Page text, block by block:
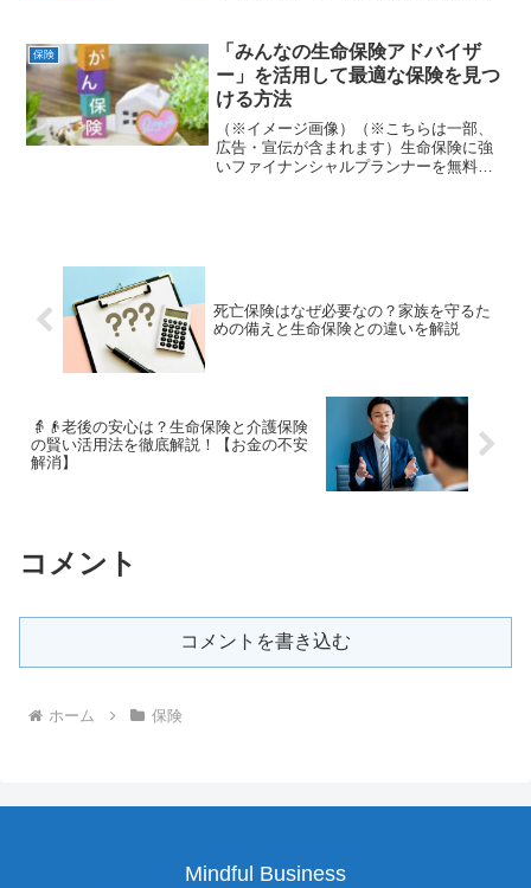
ていませんか？結婚や出産、キャリアア
ップなど、ライフステー...
保険
「みんなの生命保険アドバイザ
ー」を活用して最適な保険を見つ
ける方法
（※イメージ画像）（※こちらは一部、
広告・宣伝が含まれます）生命保険に強
いファイナンシャルプランナーを無料で
死亡保険はなぜ必要なの？家族を守るた
めの備えと生命保険との違いを解説
👵👴老後の安心は？生命保険と介護保険
の賢い活用法を徹底解説！【お金の不安
解消】
コメント
コメントを書き込む
ホーム 保険
Mindful Business